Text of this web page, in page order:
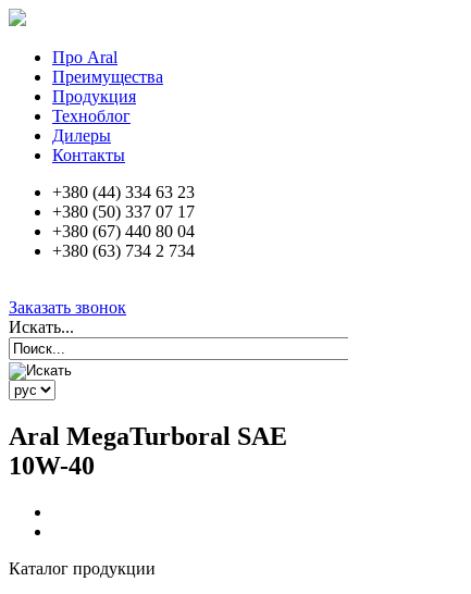
Про Aral
Преимущества
Продукция
Техноблог
Дилеры
Контакты
+380 (44) 334 63 23
+380 (50) 337 07 17
+380 (67) 440 80 04
+380 (63) 734 2 734
Заказать звонок
Искать...
Aral MegaTurboral SAE
10W-40
Каталог продукции